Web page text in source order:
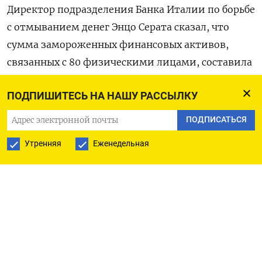
ПОДПИШИТЕСЬ НА НАШУ РАССЫЛКУ
ПОДПИСАТЬСЯ
Утренняя Еженедельная
Директор подразделения Банка Италии по борьбе
с отмыванием денег Энцо Серата сказал, что
сумма замороженных финансовых активов,
связанных с 80 физическими лицами, составила
($1 = 0,9178 евро)
Оригинал сообщения на английском языке